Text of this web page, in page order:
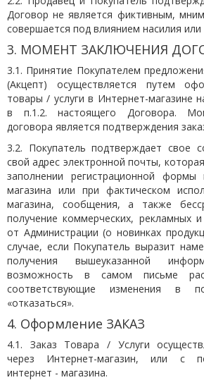
Договор не является фиктивным,
совершается под влиянием насилия
3. МОМЕНТ ЗАКЛЮЧЕНИЯ
3.1. Принятие Покупателем
(Акцепт) осуществляется путем
товары / услуги в Интернет-магазине
в п.1.2. настоящего Договора.
договора является подтверждения
3.2. Покупатель подтверждает свое
свой адрес электронной почты,
заполнении регистрационной
магазина или при фактическом
магазина, сообщения, а также
получение коммерческих, рекламных
от Администрации (о новинках
случае, если Покупатель выразит
получения вышеуказанной
возможность в самом письме
соответствующие изменения в
«отказаться».
4. Оформление ЗАКАЗ
4.1. Заказ Товара / Услуги
через Интернет-магазин, или с
интернет - магазина.